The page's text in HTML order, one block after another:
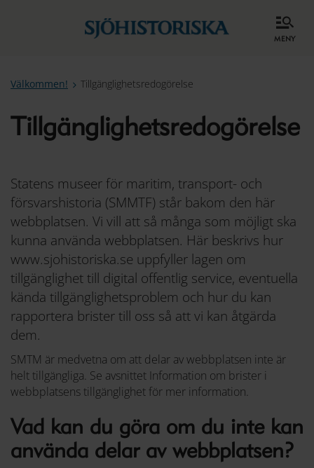
meny
Välkommen! Tillgänglighetsredogörelse
Tillgänglighetsredogörelse
Statens museer för maritim, transport- och
försvarshistoria (SMMTF) står bakom den här
webbplatsen. Vi vill att så många som möjligt ska
kunna använda webbplatsen. Här beskrivs hur
www.sjohistoriska.se uppfyller lagen om
tillgänglighet till digital offentlig service, eventuella
kända tillgänglighetsproblem och hur du kan
rapportera brister till oss så att vi kan åtgärda
dem.
SMTM är medvetna om att delar av webbplatsen inte är
helt tillgängliga. Se avsnittet Information om brister i
webbplatsens tillgänglighet för mer information.
Vad kan du göra om du inte kan
använda delar av webbplatsen?